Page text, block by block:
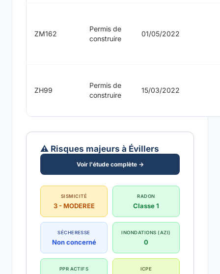
ZM162
Permis de
construire
01/05/2022
ZH99
Permis de
construire
15/03/2022
⚠️ Risques majeurs à Évillers
Voir l'étude complète →
SISMICITÉ
3 - MODEREE
RADON
Classe 1
SÉCHERESSE
Non concerné
INONDATIONS (AZI)
0
PPR ACTIFS ICPE